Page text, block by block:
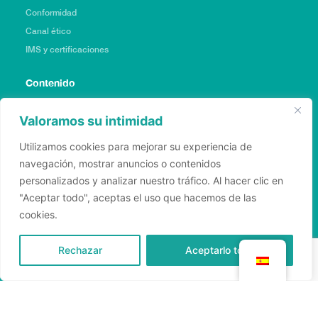
Valoramos su intimidad
Utilizamos cookies para mejorar su experiencia de
navegación, mostrar anuncios o contenidos
personalizados y analizar nuestro tráfico. Al hacer clic en
"Aceptar todo", aceptas el uso que hacemos de las
cookies.
Rechazar Aceptarlo todo
Conformidad
Canal ético
IMS y certificaciones
Contenido
En los medios de comunicación
Publicaciones
Póngase en contacto con nosotros
comercial@diagonal.social
+55 (81) 3031-4021
imprensadiagonal@profile.ag